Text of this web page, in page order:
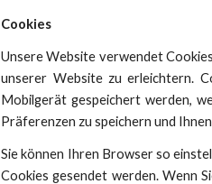
Cookies
Unsere Website verwendet
unserer Website zu erleichtern.
Mobilgerät gespeichert werden,
Präferenzen zu speichern und
Sie können Ihren Browser so
Cookies gesendet werden. Wenn